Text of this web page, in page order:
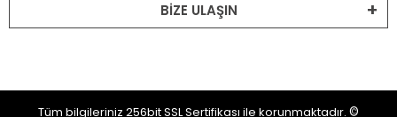
BİZE ULAŞIN
Tüm bilgileriniz 256bit SSL Sertifikası ile korunmaktadır. ©